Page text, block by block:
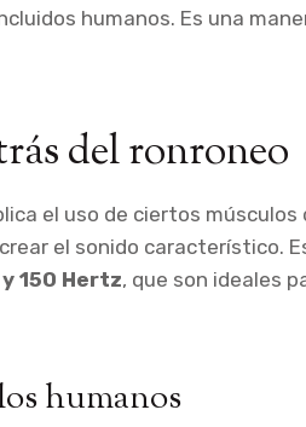
humanos. Es una
del ronroneo
el uso de ciertos músculos
el sonido característico.
150 Hertz, que son ideales
humanos